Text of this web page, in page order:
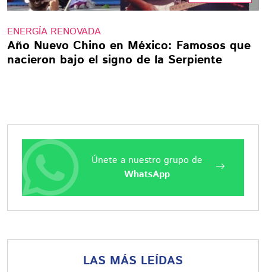
ENERGÍA RENOVADA
Año Nuevo Chino en México: Famosos que
nacieron bajo el signo de la Serpiente
Únete a nuestro grupo de
WhatsApp
LAS MÁS LEÍDAS